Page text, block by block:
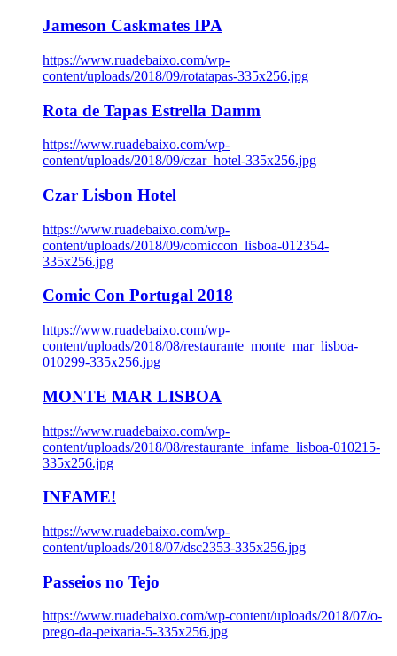
Jameson Caskmates IPA
https://www.ruadebaixo.com/wp-
content/uploads/2018/09/rotatapas-335x256.jpg
Rota de Tapas Estrella Damm
https://www.ruadebaixo.com/wp-
content/uploads/2018/09/czar_hotel-335x256.jpg
Czar Lisbon Hotel
https://www.ruadebaixo.com/wp-
content/uploads/2018/09/comiccon_lisboa-012354-
335x256.jpg
Comic Con Portugal 2018
https://www.ruadebaixo.com/wp-
content/uploads/2018/08/restaurante_monte_mar_lisboa-
010299-335x256.jpg
MONTE MAR LISBOA
https://www.ruadebaixo.com/wp-
content/uploads/2018/08/restaurante_infame_lisboa-010215-
335x256.jpg
INFAME!
https://www.ruadebaixo.com/wp-
content/uploads/2018/07/dsc2353-335x256.jpg
Passeios no Tejo
https://www.ruadebaixo.com/wp-content/uploads/2018/07/o-
prego-da-peixaria-5-335x256.jpg